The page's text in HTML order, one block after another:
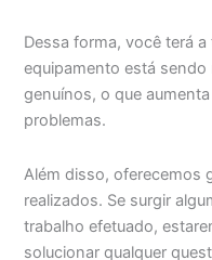
Dessa forma, você terá
equipamento está
genuínos, o que
problemas.
Além disso, oferecemos
realizados. Se surgir
trabalho efetuado,
solucionar qualquer